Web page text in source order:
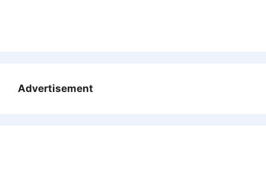
Advertisement